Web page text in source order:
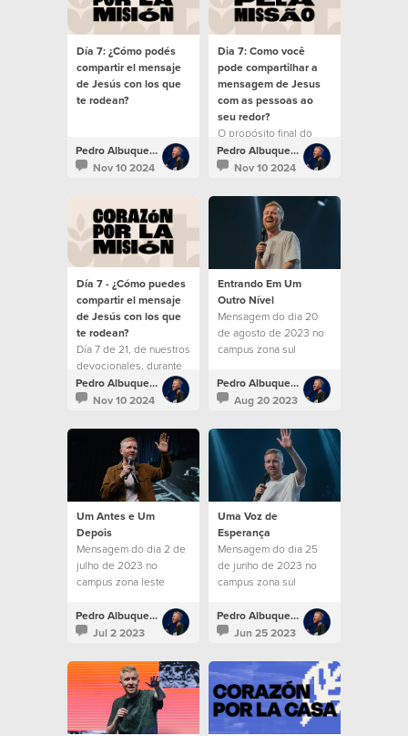
Día 7: ¿Cómo podés
compartir el mensaje
de Jesús con los que
te rodean?
Pedro Albuquerque
Nov 10 2024
Dia 7: Como você
pode compartilhar a
mensagem de Jesus
com as pessoas ao
seu redor?
O propósito final do
discípulo é fazer
discípulos.
Pedro Albuquerque
Nov 10 2024
Día 7 - ¿Cómo puedes
compartir el mensaje
de Jesús con los que
te rodean?
Día 7 de 21, de nuestros
devocionales, durante
la temporada de
Corazón por la Misión
Pedro Albuquerque
Nov 10 2024
Entrando Em Um
Outro Nível
Mensagem do dia 20
de agosto de 2023 no
campus zona sul
Pedro Albuquerque
Aug 20 2023
Um Antes e Um
Depois
Mensagem do dia 2 de
julho de 2023 no
campus zona leste
Pedro Albuquerque
Jul 2 2023
Uma Voz de
Esperança
Mensagem do dia 25
de junho de 2023 no
campus zona sul
Pedro Albuquerque
Jun 25 2023